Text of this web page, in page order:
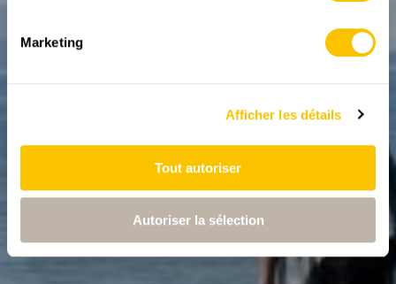
Marketing
Afficher les détails
Tout autoriser
Autoriser la sélection